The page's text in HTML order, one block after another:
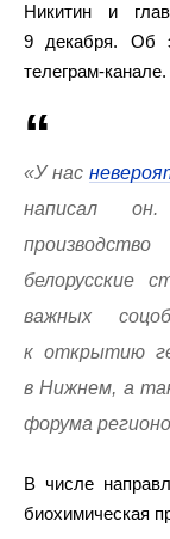
Никитин и
9 декабря. Об
телеграм-канале.
«У нас
написал
белорусские
важных
к открытию
в Нижнем, а
форума
В числе
биохимическая